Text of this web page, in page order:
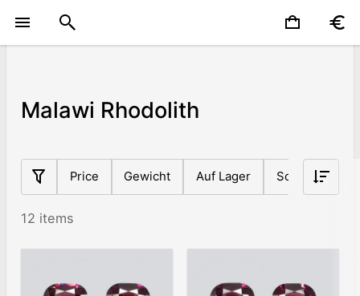
Malawi Rhodolith
Price Gewicht Auf Lager Schnittform
12 items